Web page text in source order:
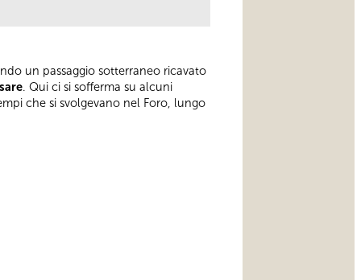
un passaggio sotterraneo ricavato
. Qui ci si sofferma su alcuni
che si svolgevano nel Foro, lungo